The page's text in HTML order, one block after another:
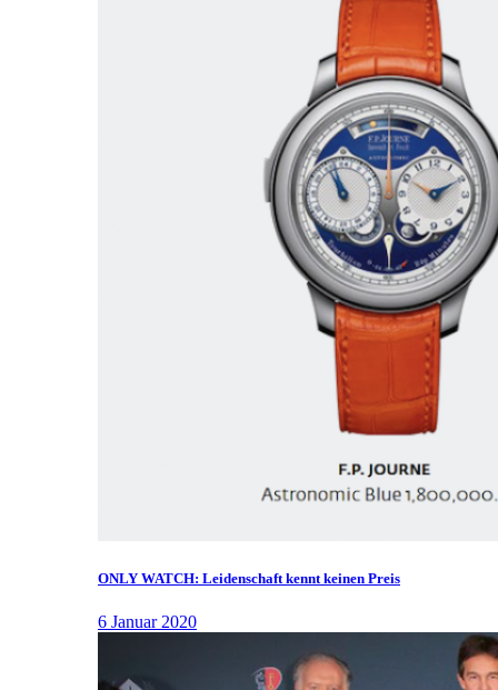
ONLY WATCH: Leidenschaft kennt keinen Preis
6 Januar 2020